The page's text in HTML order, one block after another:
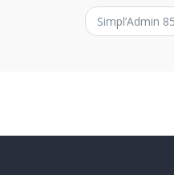
Simpl’Admin